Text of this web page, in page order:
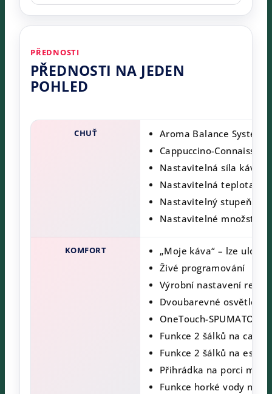
PŘEDNOSTI
PŘEDNOSTI NA JEDEN
POHLED
CHUŤ
Aroma Balance System
Cappuccino-Connaisseur
Nastavitelná síla kávy
Nastavitelná teplota
Nastavitelný stupeň
Nastavitelné množství
KOMFORT
„Moje káva“ – lze uložit
Živé programování
Výrobní nastavení
Dvoubarevné osvětlení
OneTouch-
Funkce 2 šálků na
Funkce 2 šálků na
Přihrádka na porci
Funkce horké vody na